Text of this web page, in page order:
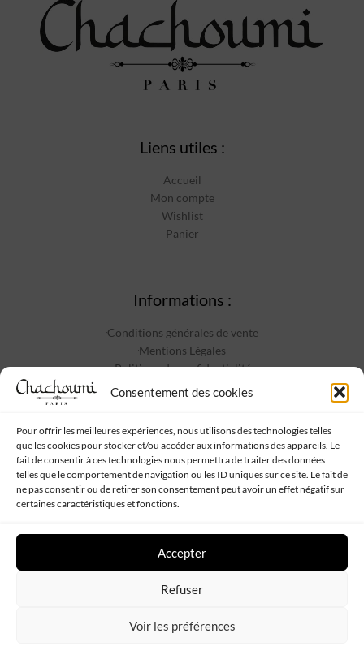
Consentement des cookies
Pour offrir les meilleures expériences, nous utilisons des technologies telles
que les cookies pour stocker et/ou accéder aux informations des appareils. Le
fait de consentir à ces technologies nous permettra de traiter des données
telles que le comportement de navigation ou les ID uniques sur ce site. Le fait de
ne pas consentir ou de retirer son consentement peut avoir un effet négatif sur
certaines caractéristiques et fonctions.
Accepter
Refuser
Voir les préférences
Liens utiles :
Accueil
Mon compte
Wishlist
Panier
Informations :
Conditions générales de vente
Mentions Légales
Politique de confidentialité
Contact
Suivez-nous :
Chachoumi Tous droits réservés - Propulsé parWeb My Sister-Plan
de site